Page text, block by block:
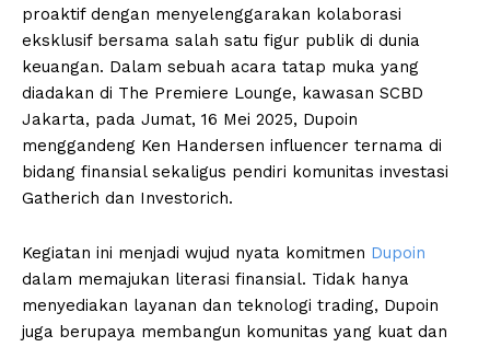
proaktif dengan menyelenggarakan kolaborasi
eksklusif bersama salah satu figur publik di dunia
keuangan. Dalam sebuah acara tatap muka yang
diadakan di The Premiere Lounge, kawasan SCBD
Jakarta, pada Jumat, 16 Mei 2025, Dupoin
menggandeng Ken Handersen influencer ternama di
bidang finansial sekaligus pendiri komunitas investasi
Gatherich dan Investorich.
Kegiatan ini menjadi wujud nyata komitmen Dupoin
dalam memajukan literasi finansial. Tidak hanya
menyediakan layanan dan teknologi trading, Dupoin
juga berupaya membangun komunitas yang kuat dan